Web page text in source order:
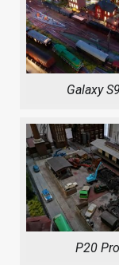
Galaxy
P20 Pro